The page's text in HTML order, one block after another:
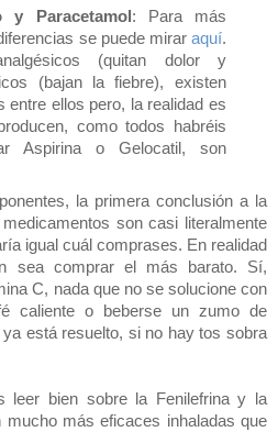
y Paracetamol : Para más
se puede mirar aquí.
(quitan dolor y
(bajan la fiebre), existen
entre ellos pero, la realidad es
como todos habréis
Aspirina o Gelocatil, son
la primera conclusión a la
son casi literalmente
igual cuál comprases. En realidad
sea comprar el más barato. Sí,
C, nada que no se solucione con
caliente o beberse un zumo de
está resuelto, si no hay tos sobra
leer bien sobre la Fenilefrina y la
mucho más eficaces inhaladas que